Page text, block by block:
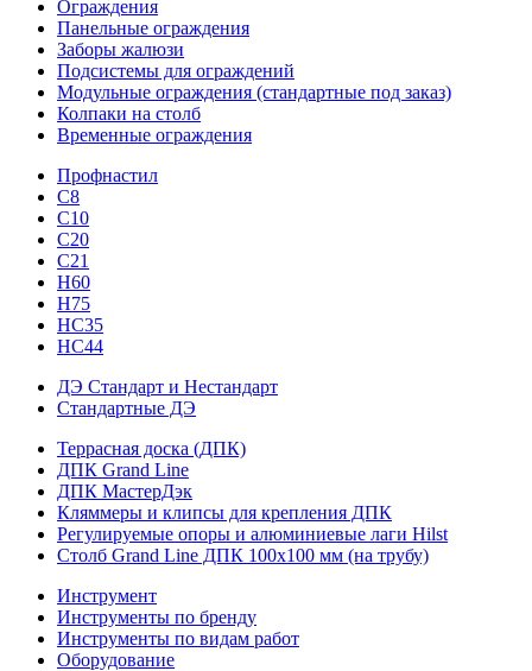
Ограждения
Панельные ограждения
Заборы жалюзи
Подсистемы для ограждений
Модульные ограждения (стандартные под заказ)
Колпаки на столб
Временные ограждения
Профнастил
С8
С10
С20
С21
H60
H75
HС35
НС44
ДЭ Стандарт и Нестандарт
Стандартные ДЭ
Террасная доска (ДПК)
ДПК Grand Line
ДПК МастерДэк
Кляммеры и клипсы для крепления ДПК
Регулируемые опоры и алюминиевые лаги Hilst
Столб Grand Line ДПК 100х100 мм (на трубу)
Инструмент
Инструменты по бренду
Инструменты по видам работ
Оборудование